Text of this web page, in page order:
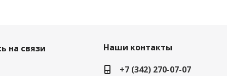
на связи
Наши контакты
+7 (342) 270-07-07